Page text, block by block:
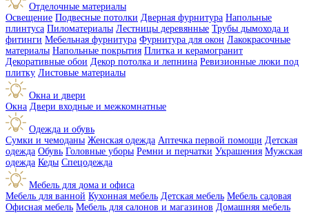
Отделочные материалы
Освещение Подвесные потолки Дверная фурнитура Напольные
плинтуса Пиломатериалы Лестницы деревянные Трубы дымохода и
фитинги Мебельная фурнитура Фурнитура для окон Лакокрасочные
материалы Напольные покрытия Плитка и керамогранит
Декоративные обои Декор потолка и лепнина Ревизионные люки под
плитку Листовые материалы
Окна и двери
Окна Двери входные и межкомнатные
Одежда и обувь
Сумки и чемоданы Женская одежда Аптечка первой помощи Детская
одежда Обувь Головные уборы Ремни и перчатки Украшения Мужская
одежда Кеды Спецодежда
Мебель для дома и офиса
Мебель для ванной Кухонная мебель Детская мебель Мебель садовая
Офисная мебель Мебель для салонов и магазинов Домашняя мебель